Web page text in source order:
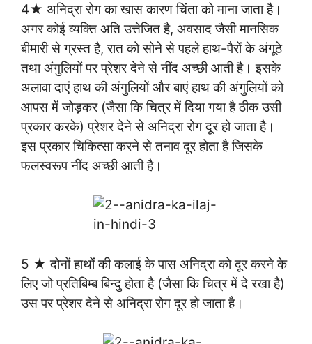
4★ अनिद्रा रोग का खास कारण चिंता को माना जाता है।
अगर कोई व्यक्ति अति उत्तेजित है, अवसाद जैसी मानसिक
बीमारी से ग्रस्त है, रात को सोने से पहले हाथ-पैरों के अंगूठे
तथा अंगुलियों पर प्रेशर देने से नींद अच्छी आती है। इसके
अलावा दाएं हाथ की अंगुलियों और बाएं हाथ की अंगुलियों को
आपस में जोड़कर (जैसा कि चित्र में दिया गया है ठीक उसी
प्रकार करके) प्रेशर देने से अनिद्रा रोग दूर हो जाता है।
इस प्रकार चिकित्सा करने से तनाव दूर होता है जिसके
फलस्वरूप नींद अच्छी आती है।
5 ★ दोनों हाथों की कलाई के पास अनिद्रा को दूर करने के
लिए जो प्रतिबिम्ब बिन्दु होता है (जैसा कि चित्र में दे रखा है)
उस पर प्रेशर देने से अनिद्रा रोग दूर हो जाता है।